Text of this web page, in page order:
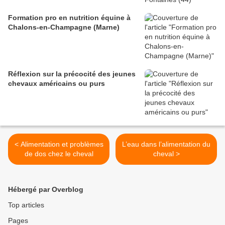
Formation pro en nutrition équine à
Chalons-en-Champagne (Marne)
Réflexion sur la précocité des jeunes
chevaux américains ou purs
< Alimentation et problèmes
de dos chez le cheval
L’eau dans l’alimentation du
cheval >
Hébergé par Overblog
Top articles
Pages